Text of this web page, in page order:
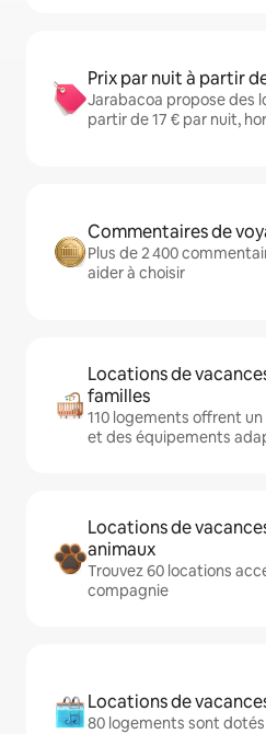
Prix par nuit à partir
Jarabacoa propose des
partir de 17 € par nuit,
Commentaires de
Plus de 2 400
aider à choisir
Locations de
familles
110 logements offrent
et des équipements
Locations de
animaux
Trouvez 60 locations
compagnie
Locations de
80 logements sont